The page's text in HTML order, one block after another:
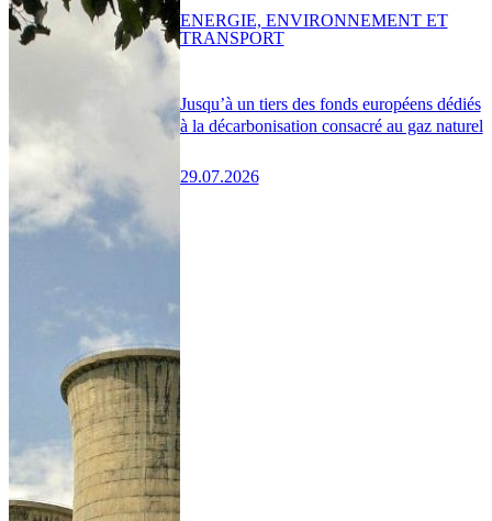
Jusqu’à un tiers des fonds européens dédiés
à la décarbonisation consacré au gaz naturel
29.07.2026
ENERGIE, ENVIRONNEMENT ET
TRANSPORT